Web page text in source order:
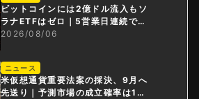
ビットコインには2億ドル流入もソ
ラナETFはゼロ｜5営業日連続で停
止
2026/08/06
ニュース
米仮想通貨重要法案の採決、9月へ
先送り｜予測市場の成立確率は1